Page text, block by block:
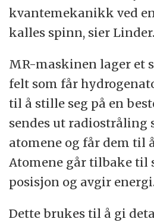
kvantemekanikk ved
kalles spinn, sier Linder.
MR-maskinen lager et
felt som får
til å stille seg på en
sendes ut radiostråling
atomene og får dem til
Atomene går tilbake til
posisjon og avgir
Dette brukes til å gi